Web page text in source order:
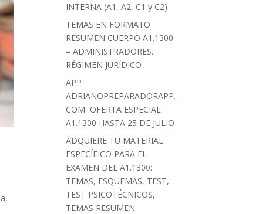
INTERNA (A1, A2, C1 y C2)
TEMAS EN FORMATO
RESUMEN CUERPO A1.1300
– ADMINISTRADORES.
RÉGIMEN JURÍDICO
APP
ADRIANOPREPARADORAPP.
COM OFERTA ESPECIAL
A1.1300 HASTA 25 DE JULIO
ADQUIERE TU MATERIAL
ESPECÍFICO PARA EL
EXAMEN DEL A1.1300:
TEMAS, ESQUEMAS, TEST,
TEST PSICOTÉCNICOS,
TEMAS RESUMEN